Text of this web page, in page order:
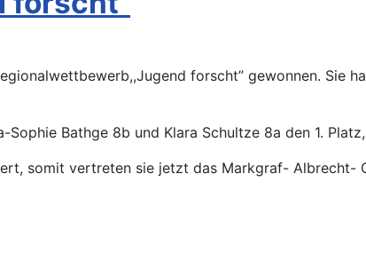
forscht” gewonnen. Sie
Sophie Bathge 8b und Klara Schultze 8a den 1.
somit vertreten sie jetzt das Markgraf- Albrecht-